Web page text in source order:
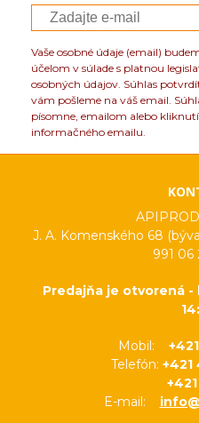
Vaše osobné údaje (email)
účelom v súlade s platnou
osobných údajov. Súhlas
vám pošleme na váš email.
písomne, emailom alebo
informačného emailu.
J. A. Komenského 68
991 06
Predajňa je otvorená -
Mobil:
Telefón: +421
+421 47
E-mail: